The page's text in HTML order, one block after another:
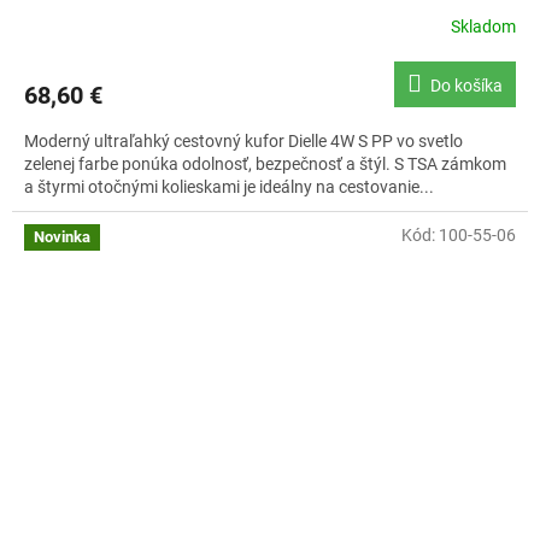
Skladom
68,60 € Do košíka
Moderný ultraľahký cestovný kufor Dielle 4W S PP vo svetlo
zelenej farbe ponúka odolnosť, bezpečnosť a štýl. S TSA zámkom
a štyrmi otočnými kolieskami je ideálny na cestovanie...
Novinka Kód: 100-55-06